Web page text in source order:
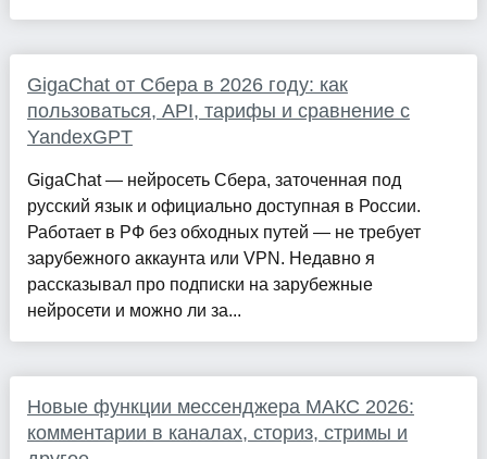
GigaChat от Сбера в 2026 году: как
пользоваться, API, тарифы и сравнение с
YandexGPT
GigaChat — нейросеть Сбера, заточенная под
русский язык и официально доступная в России.
Работает в РФ без обходных путей — не требует
зарубежного аккаунта или VPN. Недавно я
рассказывал про подписки на зарубежные
нейросети и можно ли за...
Новые функции мессенджера МАКС 2026:
комментарии в каналах, сториз, стримы и